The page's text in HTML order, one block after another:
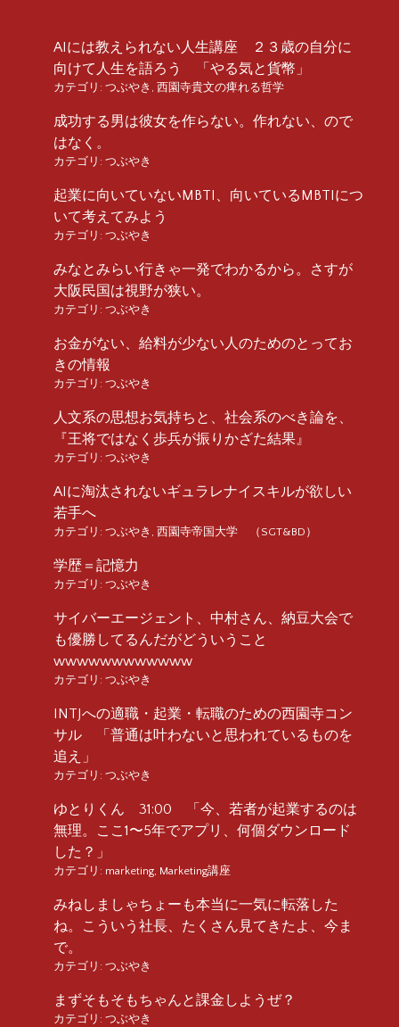
AIには教えられない人生講座 ２３歳の自分に
向けて人生を語ろう 「やる気と貨幣」
カテゴリ: つぶやき , 西園寺貴文の痺れる哲学
成功する男は彼女を作らない。作れない、ので
はなく。
カテゴリ: つぶやき
起業に向いていないMBTI、向いているMBTIにつ
いて考えてみよう
カテゴリ: つぶやき
みなとみらい行きゃ一発でわかるから。さすが
大阪民国は視野が狭い。
カテゴリ: つぶやき
お金がない、給料が少ない人のためのとってお
きの情報
カテゴリ: つぶやき
人文系の思想お気持ちと、社会系のべき論を、
『王将ではなく歩兵が振りかざた結果』
カテゴリ: つぶやき
AIに淘汰されないギュラレナイスキルが欲しい
若手へ
カテゴリ: つぶやき , 西園寺帝国大学 （SGT&BD）
学歴＝記憶力
カテゴリ: つぶやき
サイバーエージェント、中村さん、納豆大会で
も優勝してるんだがどういうこと
wwwwwwwwwwww
カテゴリ: つぶやき
INTJへの適職・起業・転職のための西園寺コン
サル 「普通は叶わないと思われているものを
追え」
カテゴリ: つぶやき
ゆとりくん 31:00 「今、若者が起業するのは
無理。ここ1〜5年でアプリ、何個ダウンロード
した？」
カテゴリ: marketing, Marketing講座
みねしましゃちょーも本当に一気に転落した
ね。こういう社長、たくさん見てきたよ、今ま
で。
カテゴリ: つぶやき
まずそもそもちゃんと課金しようぜ？
カテゴリ: つぶやき